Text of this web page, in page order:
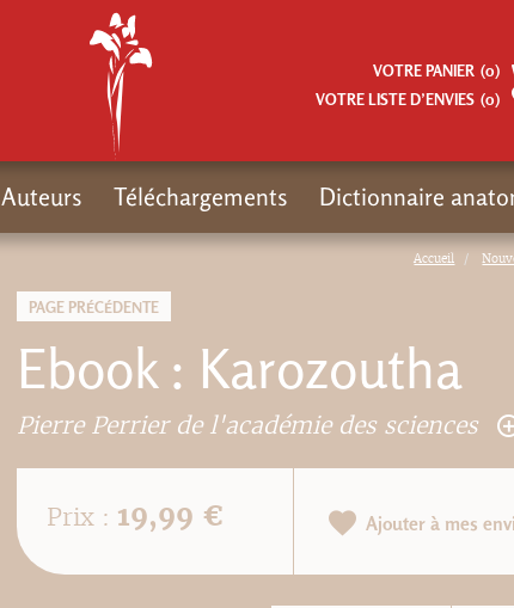
Accueil
PAGE PRÉCÉDENTE
Ebook : Karozoutha
Pierre Perrier de l'académie des sciences
Prix : 19,99 € Ajouter à mes
VOTRE PANIER (0)
VOTRE LISTE D’ENVIES (0)
Auteurs Téléchargements Dictionnaire